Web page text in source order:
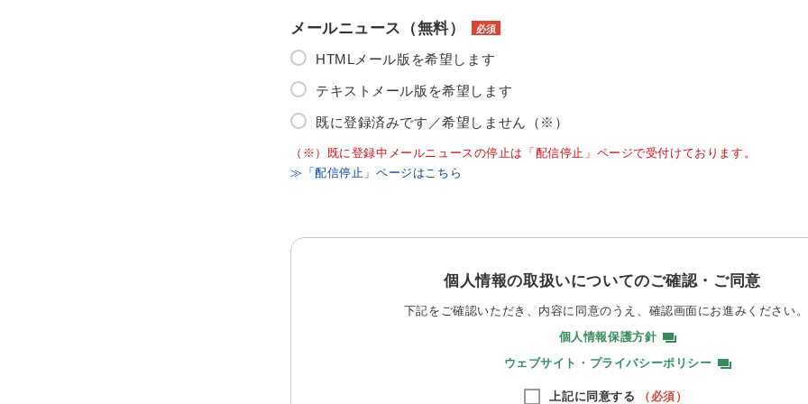
メールニュース（無料） 必須
HTMLメール版を希望します
テキストメール版を希望します
既に登録済みです／希望しません（※）
（※）既に登録中メールニュースの停止は「配信停止」ページで受付けております。
≫「配信停止」ページはこちら
個人情報の取扱いについてのご確認・ご同意
下記をご確認いただき、内容に同意のうえ、 確認画面にお進みください。
個人情報保護方針
ウェブサイト・プライバシーポリシー
上記に同意する （必須）